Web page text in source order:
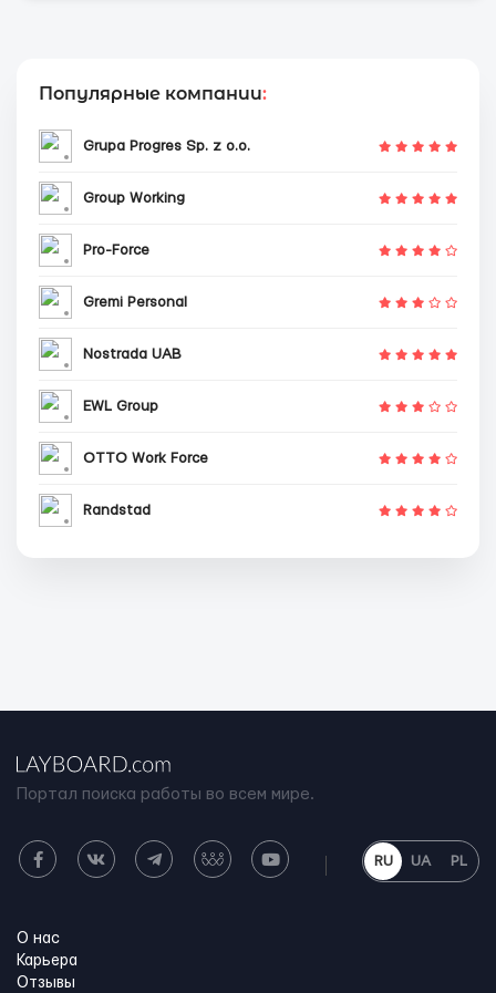
Популярные компании:
Grupa Progres Sp. z o.o.
Group Working
Pro-Force
Gremi Personal
Nostrada UAB
EWL Group
OTTO Work Force
Randstad
Портал поиска работы во всем мире.
RU UA PL
О нас
Карьера
Отзывы